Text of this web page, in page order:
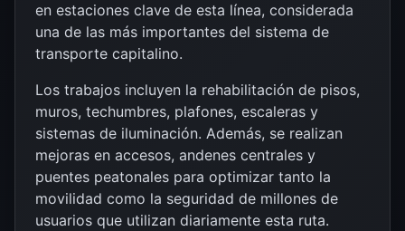
en estaciones clave de esta línea, considerada
una de las más importantes del sistema de
transporte capitalino.
Los trabajos incluyen la rehabilitación de pisos,
muros, techumbres, plafones, escaleras y
sistemas de iluminación. Además, se realizan
mejoras en accesos, andenes centrales y
puentes peatonales para optimizar tanto la
movilidad como la seguridad de millones de
usuarios que utilizan diariamente esta ruta.